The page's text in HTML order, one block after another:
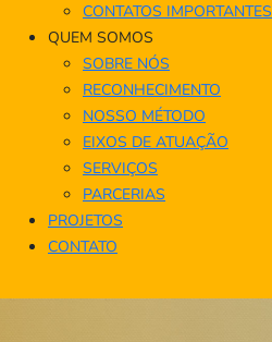
CONTATOS IMPORTANTES
QUEM SOMOS
SOBRE NÓS
RECONHECIMENTO
NOSSO MÉTODO
EIXOS DE ATUAÇÃO
SERVIÇOS
PARCERIAS
PROJETOS
CONTATO